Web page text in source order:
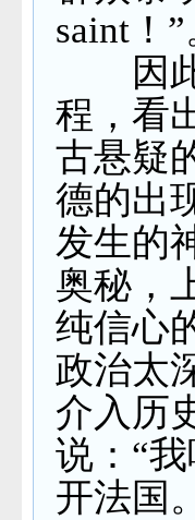
saint ！”
因此
程，看
古悬疑
德的出
发生的
奥秘，
纯信心
政治太
介入历
说：“
开法国